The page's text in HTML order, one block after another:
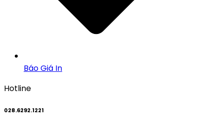
Báo Giá In
Hotline
028.6292.1221